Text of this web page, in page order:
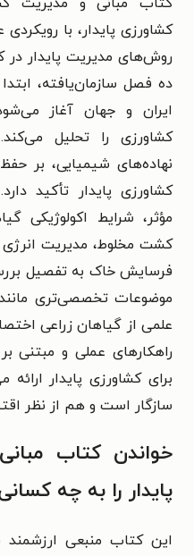
کشاورزی پایدار، با
روش‌های مدیریت پایدار در
ده فصل سازمان‌یافته،
ایران و جهان آغاز
کشاورزی را تحلیل
نهاده‌های شیمیایی، بر
کشاورزی پایدار تأکید
مؤثر، شرایط اکولوژیکی
کشت مخلوط، مدیریت
فرسایش خاک به تفصیل
موضوعات تخصصی‌تری
علمی از گیاهان زراعی
راهکارهای عملی و مبتنی
برای کشاورزی پایدار
سازگار است و هم از نظر
خواندن کتاب
پایدار را به چه
این کتاب منبعی ارزشمند